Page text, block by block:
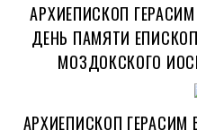
АРХИЕПИСКОП
ДЕНЬ ПАМЯТИ
МОЗДОКСКОГО
АРХИЕПИСКОП